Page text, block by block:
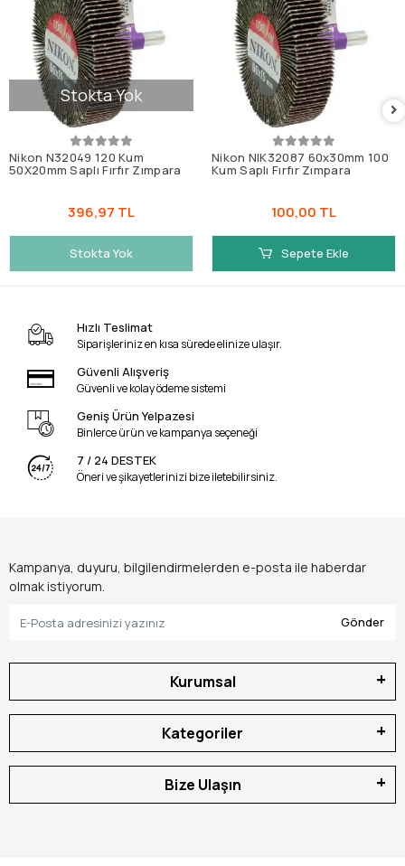
Stokta Yok
Nikon N32049 120 Kum
50X20mm Saplı Fırfır Zımpara
396,97 TL
Stokta Yok
Nikon NIK32087 60x30mm 100
Kum Saplı Fırfır Zımpara
100,00 TL
Sepete Ekle
Hızlı Teslimat
Siparişleriniz en kısa sürede elinize ulaşır.
Güvenli Alışveriş
Güvenli ve kolay ödeme sistemi
Geniş Ürün Yelpazesi
Binlerce ürün ve kampanya seçeneği
7 / 24 DESTEK
Öneri ve şikayetlerinizi bize iletebilirsiniz.
Kampanya, duyuru, bilgilendirmelerden e-posta ile haberdar
olmak istiyorum.
Gönder
Kurumsal
Kategoriler
Bize Ulaşın